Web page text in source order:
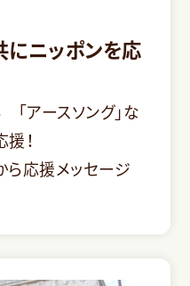
ニッポンを応
アースソング」な
！
応援メッセージ